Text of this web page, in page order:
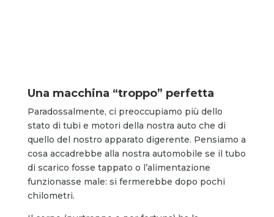
Una macchina “troppo” perfetta
Paradossalmente, ci preoccupiamo più dello
stato di tubi e motori della nostra auto che di
quello del nostro apparato digerente. Pensiamo a
cosa accadrebbe alla nostra automobile se il tubo
di scarico fosse tappato o l’alimentazione
funzionasse male: si fermerebbe dopo pochi
chilometri.